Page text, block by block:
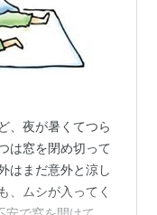
、夜が暑くてつら
は窓を閉め切って
はまだ意外と涼し
、ムシが入ってく